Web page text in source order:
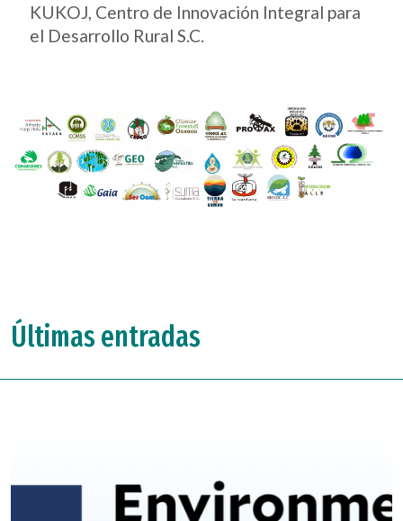
KUKOJ, Centro de Innovación Integral para
el Desarrollo Rural S.C.
Últimas entradas